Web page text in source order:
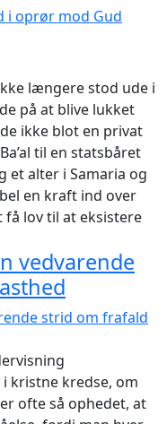
længere stod ude i
på at blive lukket
ikke blot en privat
til en statsbåret
et alter i Samaria og
en kraft ind over
få lov til at eksistere
vedvarende
kristne kredse, om
ofte så ophedet, at